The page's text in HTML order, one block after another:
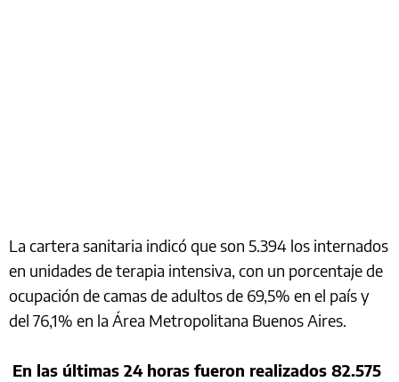
La cartera sanitaria indicó que son 5.394 los internados
en unidades de terapia intensiva, con un porcentaje de
ocupación de camas de adultos de 69,5% en el país y
del 76,1% en la Área Metropolitana Buenos Aires.
En las últimas 24 horas fueron realizados 82.575